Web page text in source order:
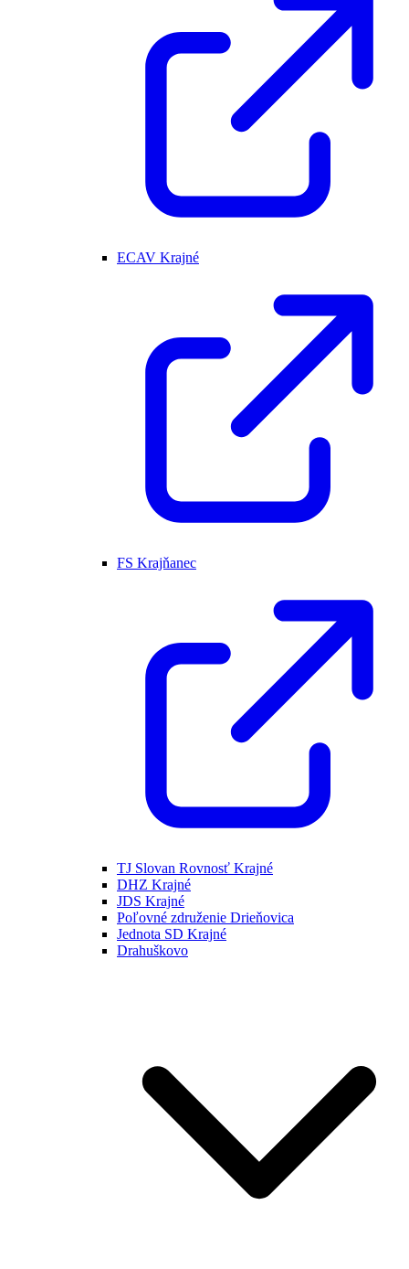
ECAV Krajné
FS Krajňanec
TJ Slovan Rovnosť Krajné
DHZ Krajné
JDS Krajné
Poľovné združenie Drieňovica
Jednota SD Krajné
Drahuškovo